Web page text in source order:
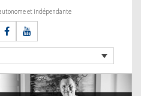
et indépendante